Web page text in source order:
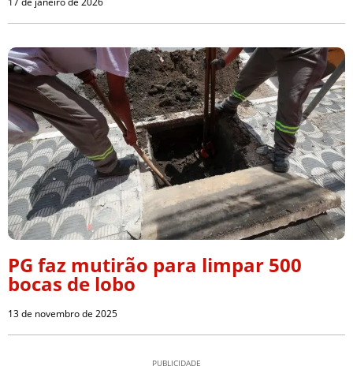
PG faz mutirão para limpar 500
bocas de lobo
13 de novembro de 2025
PUBLICIDADE